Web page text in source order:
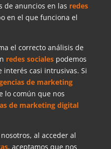
de anuncios en las redes
en el que funciona el
el correcto análisis de
redes socialespodemos
casi intrusivas. Si
de marketing
lo común que nos
de marketing digital
al acceder al
, aceptamos que nos